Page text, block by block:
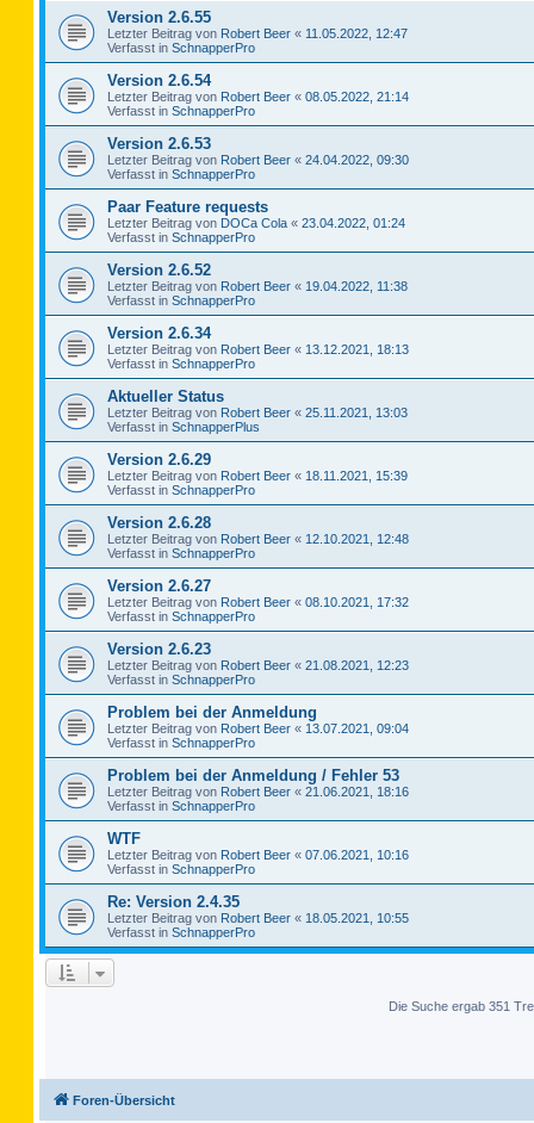
Version 2.6.55
Letzter Beitrag von Robert Beer « 11.05.2022, 12:47
Verfasst in SchnapperPro
Version 2.6.54
Letzter Beitrag von Robert Beer « 08.05.2022, 21:14
Verfasst in SchnapperPro
Version 2.6.53
Letzter Beitrag von Robert Beer « 24.04.2022, 09:30
Verfasst in SchnapperPro
Paar Feature requests
Letzter Beitrag von DOCa Cola « 23.04.2022, 01:24
Verfasst in SchnapperPro
Version 2.6.52
Letzter Beitrag von Robert Beer « 19.04.2022, 11:38
Verfasst in SchnapperPro
Version 2.6.34
Letzter Beitrag von Robert Beer « 13.12.2021, 18:13
Verfasst in SchnapperPro
Aktueller Status
Letzter Beitrag von Robert Beer « 25.11.2021, 13:03
Verfasst in SchnapperPlus
Version 2.6.29
Letzter Beitrag von Robert Beer « 18.11.2021, 15:39
Verfasst in SchnapperPro
Version 2.6.28
Letzter Beitrag von Robert Beer « 12.10.2021, 12:48
Verfasst in SchnapperPro
Version 2.6.27
Letzter Beitrag von Robert Beer « 08.10.2021, 17:32
Verfasst in SchnapperPro
Version 2.6.23
Letzter Beitrag von Robert Beer « 21.08.2021, 12:23
Verfasst in SchnapperPro
Problem bei der Anmeldung
Letzter Beitrag von Robert Beer « 13.07.2021, 09:04
Verfasst in SchnapperPro
Problem bei der Anmeldung / Fehler 53
Letzter Beitrag von Robert Beer « 21.06.2021, 18:16
Verfasst in SchnapperPro
WTF
Letzter Beitrag von Robert Beer « 07.06.2021, 10:16
Verfasst in SchnapperPro
Re: Version 2.4.35
Letzter Beitrag von Robert Beer « 18.05.2021, 10:55
Verfasst in SchnapperPro
Die Suche ergab 351
Foren-Übersicht